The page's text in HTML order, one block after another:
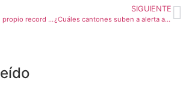
Coto Brus rompe su propio record en recolección de vidrio
SIGUIENTE
¿Cuáles cantones suben a alerta amarilla y cuáles bajan a naranja?